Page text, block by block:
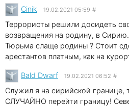
Cinik 19.02.2021 05:59 #
Террористы решили досидеть
возвращения на родину, в Сирию.
Тюрьма слаще родины ? Стоит
арестантов платным, как на
Bald Dwarf 19.02.2021 06:52 #
Служил я на сирийской границе,
СЛУЧАЙНО перейти границу!